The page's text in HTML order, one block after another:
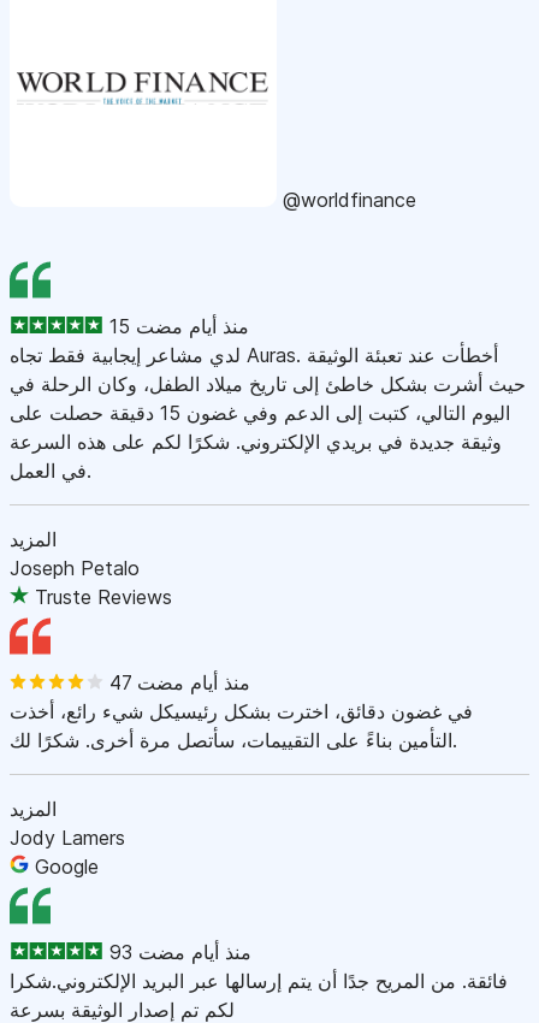
@worldfinance
15 منذ أيام مضت
لدي مشاعر إيجابية فقط تجاه Auras. أخطأت عند تعبئة الوثيقة
حيث أشرت بشكل خاطئ إلى تاريخ ميلاد الطفل، وكان الرحلة في
اليوم التالي، كتبت إلى الدعم وفي غضون 15 دقيقة حصلت على
وثيقة جديدة في بريدي الإلكتروني. شكرًا لكم على هذه السرعة
في العمل.
المزيد
Joseph Petalo
Truste Reviews
47 منذ أيام مضت
في غضون دقائق، اخترت بشكل رئيسيكل شيء رائع، أخذت
التأمين بناءً على التقييمات، سأتصل مرة أخرى. شكرًا لك.
المزيد
Jody Lamers
Google
93 منذ أيام مضت
فائقة. من المريح جدًا أن يتم إرسالها عبر البريد الإلكتروني.شكرا
لكم تم إصدار الوثيقة بسرعة